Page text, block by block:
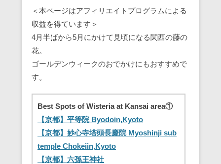
＜本ページはアフィリエイトプログラムによる
収益を得ています＞
4月半ばから5月にかけて見頃になる関西の藤の
花。
ゴールデンウィークのおでかけにもおすすめで
す。
Best Spots of Wisteria at Kansai area①
【京都】平等院 Byodoin,Kyoto
【京都】妙心寺塔頭長慶院 Myoshinji sub
temple Chokeiin,Kyoto
【京都】六孫王神社